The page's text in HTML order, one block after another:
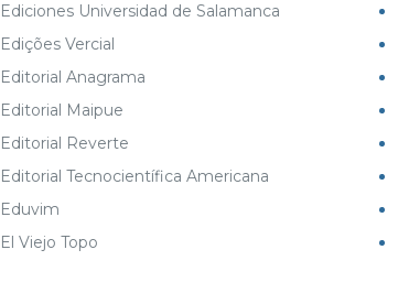
Ediciones Universidad de Salamanca
Edições Vercial
Editorial Anagrama
Editorial Maipue
Editorial Reverte
Editorial Tecnocientífica Americana
Eduvim
El Viejo Topo